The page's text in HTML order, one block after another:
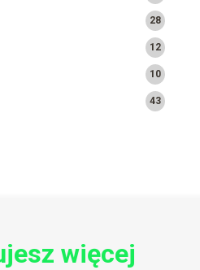
28
12
10
43
więcej